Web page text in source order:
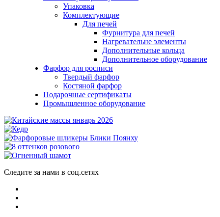
Упаковка
Комплектующие
Для печей
Фурнитура для печей
Нагревательне элементы
Дополнительные кольца
Дополнительное оборудование
Фарфор для росписи
Твердый фарфор
Костяной фарфор
Подарочные сертификаты
Промышленное оборудование
Следите за нами в соц.сетях